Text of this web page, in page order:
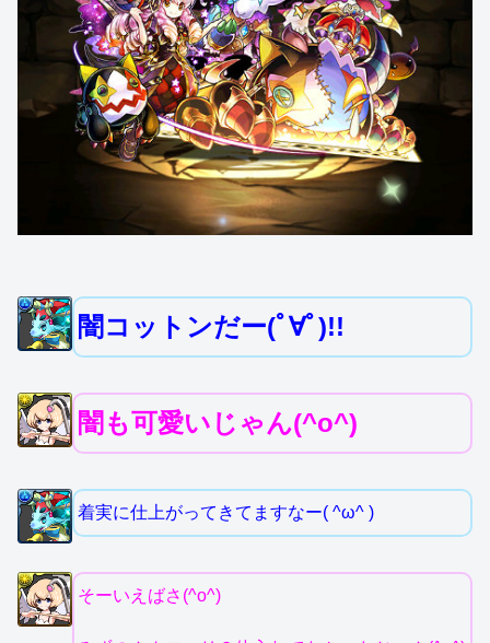
闇コットンだー(ﾟ∀ﾟ)!!
闇も可愛いじゃん(^o^)
着実に仕上がってきてますなー( ^ω^ )
そーいえばさ(^o^)